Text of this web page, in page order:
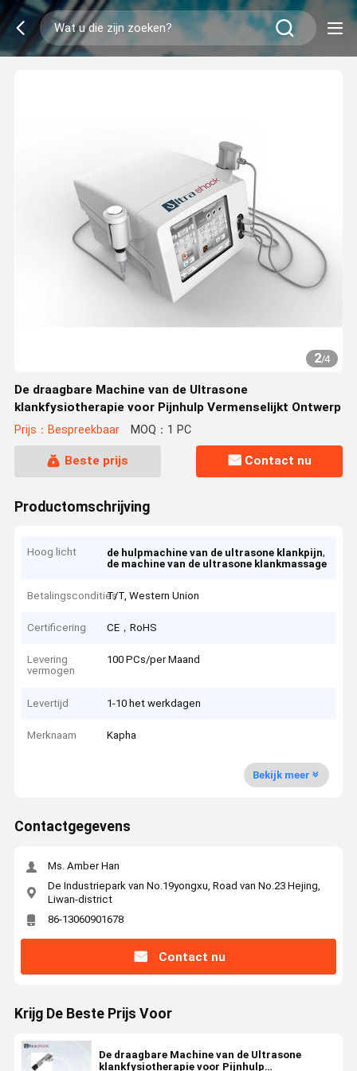
2/4
De draagbare Machine van de Ultrasone
klankfysiotherapie voor Pijnhulp Vermenselijkt Ontwerp
Prijs：Bespreekbaar MOQ：1 PC
Beste prijs Contact nu
Productomschrijving
Hoog licht de hulpmachine van de ultrasone klankpijn,
de machine van de ultrasone klankmassage
BetalingsconditiesT/T, Western Union
Certificering CE，RoHS
Levering
vermogen
100 PCs/per Maand
Levertijd 1-10 het werkdagen
Merknaam Kapha
Bekijk meer
Contactgegevens
Ms. Amber Han
De Industriepark van No.19yongxu, Road van No.23 Hejing,
Liwan-district
86-13060901678
Contact nu
Krijg De Beste Prijs Voor
De draagbare Machine van de Ultrasone
klankfysiotherapie voor Pijnhulp